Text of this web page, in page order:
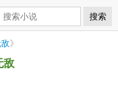
搜索
》
敌